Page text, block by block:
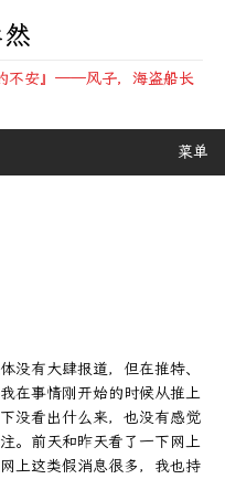
不安』——风子，海盗船长
菜单
没有大肆报道，但在推特、
在事情刚开始的时候从推上
没看出什么来，也没有感觉
。前天和昨天看了一下网上
上这类假消息很多，我也持